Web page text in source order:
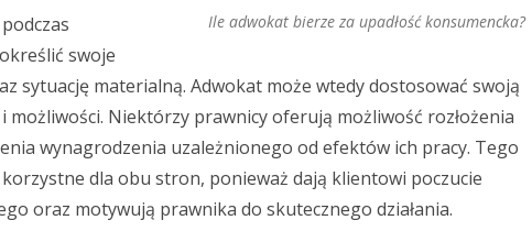
Ile adwokat bierze za upadłość konsumencka?
swoje
sytuację materialną. Adwokat może wtedy dostosować swoją
Niektórzy prawnicy oferują możliwość rozłożenia
wynagrodzenia uzależnionego od efektów ich pracy. Tego
dla obu stron, ponieważ dają klientowi poczucie
oraz motywują prawnika do skutecznego działania.